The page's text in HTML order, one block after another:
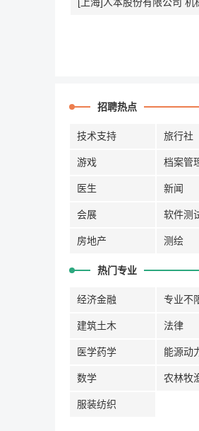
招聘热点
技术支持 旅行社
游戏 档案管
医生 新闻
会展 软件测
房地产 测绘
热门专业
经济金融 专业不
建筑土木 法律
医学药学 能源动
数学 农林牧
服装纺织